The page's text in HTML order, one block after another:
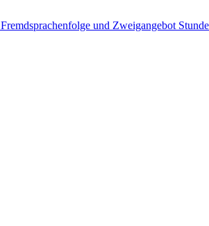
Fremdsprachenfolge und Zweigangebot